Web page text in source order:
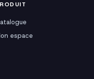
espace